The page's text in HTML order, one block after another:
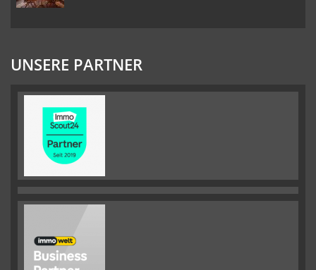
UNSERE PARTNER